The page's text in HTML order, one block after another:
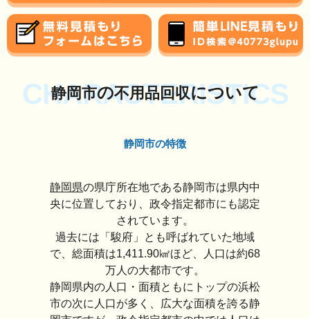
CHARACTERISTICS
静岡市の不用品回収について
静岡市の特徴
静岡県の県庁所在地である静岡市は県内中
央に位置しており、政令指定都市にも認定
されています。
過去には「駿府」とも呼ばれていた地域
で、総面積は1,411.90㎢ほど、人口は約68
万人の大都市です。
静岡県内の人口・面積ともにトップの浜松
市の次に人口が多く、広大な面積を誇る静